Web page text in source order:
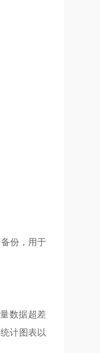
份，用于
数据超差
计图表以